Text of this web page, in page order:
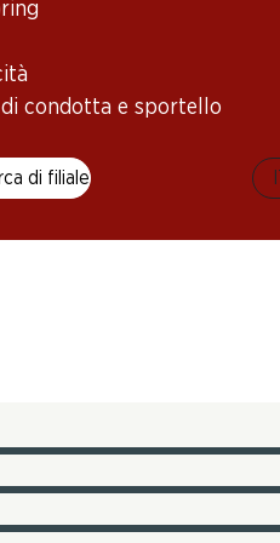
di condotta e sportello
di filiale